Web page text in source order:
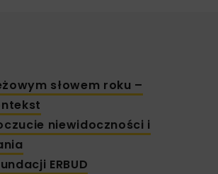
słowem roku –
niewidoczności i
ERBUD